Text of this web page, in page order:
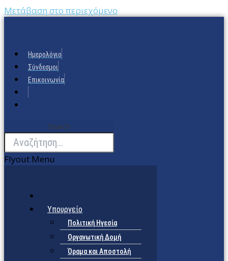
Μετάβαση στο περιεχόμενο
Ημερολόγιο
Σύνδεσμοι
Επικοινωνία
Search
Flyout Menu
Υπουργείο
Πολιτική Ηγεσία
Οργανωτική Δομή
Όραμα και Αποστολή